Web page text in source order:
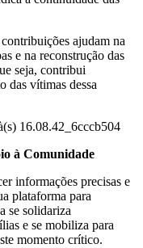
ajudam na
e na reconstrução das
seja, contribui
das vítimas dessa
à Comunidade
informações precisas e
plataforma para
se solidariza
e se mobiliza para
momento crítico.